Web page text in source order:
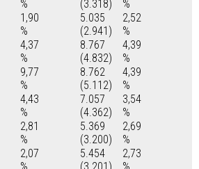
%
(3.318)
%
1,90
%
5.035
(2.941)
2,52
%
4,37
%
8.767
(4.832)
4,39
%
9,77
%
8.762
(5.112)
4,39
%
4,43
%
7.057
(4.362)
3,54
%
2,81
%
5.369
(3.200)
2,69
%
2,07
5.454
2,73